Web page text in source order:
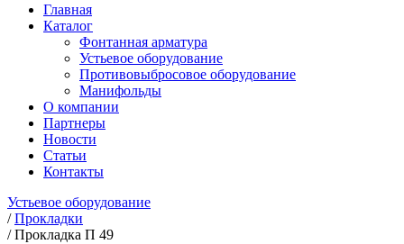
Главная
Каталог
Фонтанная арматура
Устьевое оборудование
Противовыбросовое оборудование
Манифольды
О компании
Партнеры
Новости
Статьи
Контакты
Устьевое оборудование
/Прокладки
/Прокладка П 49